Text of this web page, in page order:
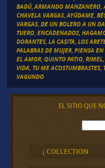
BADÚ, ARMANDO MANZANERO,
CHAVELA VARGAS, AYÚDAME,
VARGAS, DE UN BOLERO A UN
TUERO, ENCADENADOS,
DORANTES, LA CASITA LOS
PALABRAS DE MUJER, PIENSA
EL AMOR, QUINTO PATIO, RIMEL,
VIDA TU ME ACOSTUMBRASTES,
VAGUNDO
EL SITIO QUE
B
u
c
a
¡ COLLECTION